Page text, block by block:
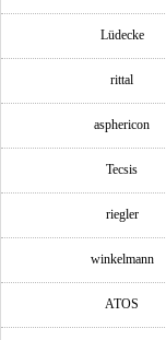
Lüdecke
rittal
asphericon
Tecsis
riegler
winkelmann
ATOS